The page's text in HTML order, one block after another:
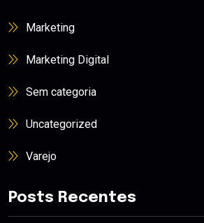
Marketing
Marketing Digital
Sem categoria
Uncategorized
Varejo
Posts Recentes